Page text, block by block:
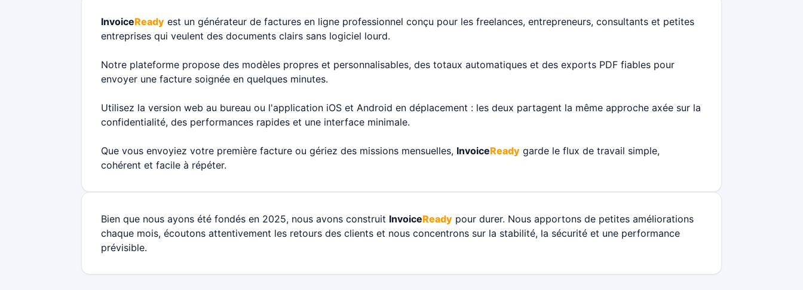
InvoiceReady est un générateur de factures en ligne professionnel conçu pour les freelances, entrepreneurs, consultants et petites
entreprises qui veulent des documents clairs sans logiciel lourd.
Notre plateforme propose des modèles propres et personnalisables, des totaux automatiques et des exports PDF fiables pour
envoyer une facture soignée en quelques minutes.
Utilisez la version web au bureau ou l'application iOS et Android en déplacement : les deux partagent la même approche axée sur la
confidentialité, des performances rapides et une interface minimale.
Que vous envoyiez votre première facture ou gériez des missions mensuelles, InvoiceReady garde le flux de travail simple,
cohérent et facile à répéter.
Bien que nous ayons été fondés en 2025, nous avons construit InvoiceReady pour durer. Nous apportons de petites améliorations
chaque mois, écoutons attentivement les retours des clients et nous concentrons sur la stabilité, la sécurité et une performance
prévisible.